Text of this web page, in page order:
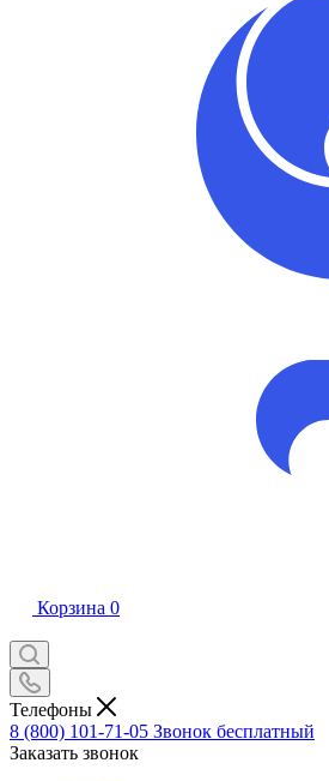
Корзина 0
Телефоны
8 (800) 101-71-05 Звонок бесплатный
Заказать звонок